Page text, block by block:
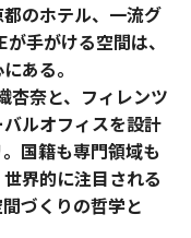
のホテル、一流グ
手がける空間は、
ある。
杏奈と、フィレンツ
ルオフィスを設計
国籍も専門領域も
界的に注目される
づくりの哲学と